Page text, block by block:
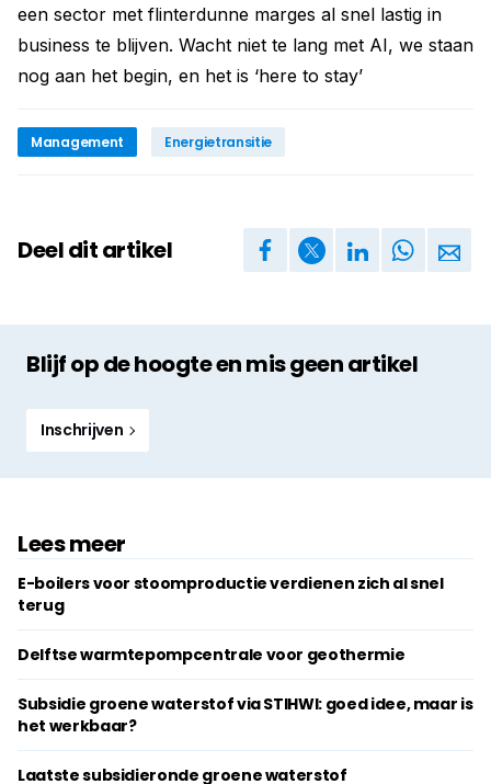
een sector met flinterdunne marges al snel lastig in
business te blijven. Wacht niet te lang met AI, we staan
nog aan het begin, en het is ‘here to stay’
Management Energietransitie
Deel dit artikel
Blijf op de hoogte en mis geen artikel
Inschrijven
Lees meer
E-boilers voor stoomproductie verdienen zich al snel
terug
Delftse warmtepompcentrale voor geothermie
Subsidie groene waterstof via STIHWI: goed idee, maar is
het werkbaar?
Laatste subsidieronde groene ­waterstof